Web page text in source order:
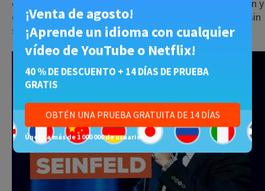
escucharás explicaciones de expresiones, pronunciación y
contexto cultural. Y al final, verás el clip otra vez pero sin
subtítulos.
Play
¡Venta de agosto!
¡Aprende un idioma con cualquier
vídeo de YouTube o Netflix!
40 % DE DESCUENTO + 14 DÍAS DE PRUEBA
GRATIS
OBTÉN UNA PRUEBA GRATUITA DE 14 DÍAS
Únete a más de 1 000 000 de usuarios